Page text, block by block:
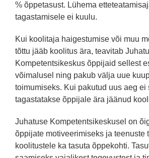
% õppetasust. Lühema
tagastamisele ei kuulu.
Kui koolitaja haigestumise või muu
tõttu jääb koolitus ära, teavitab
Kompetentsikeskus õppijaid sellest
võimalusel ning pakub välja uue
toimumiseks. Kui pakutud uus aeg ei
tagastatakse õppijale ära jäänud
Juhatuse Kompetentsikeskusel on
õppijate motiveerimiseks ja teenuste
koolitustele ka tasuta õppekohti.